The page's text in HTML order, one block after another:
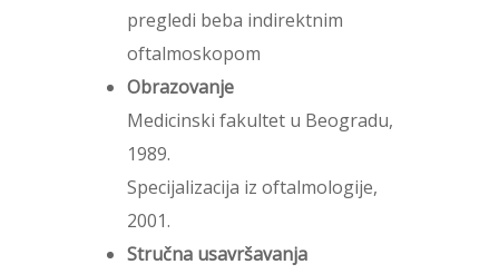
pregledi beba indirektnim
oftalmoskopom
Obrazovanje
Medicinski fakultet u Beogradu,
1989.
Specijalizacija iz oftalmologije,
2001.
Stručna usavršavanja